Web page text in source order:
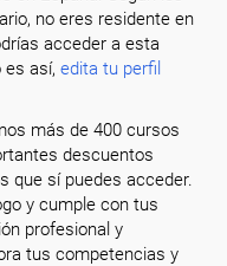
no eres residente en
acceder a esta
es así,edita tu perfil
más de 400 cursos
descuentos
que sí puedes acceder.
y cumple con tus
profesional y
tus competencias y